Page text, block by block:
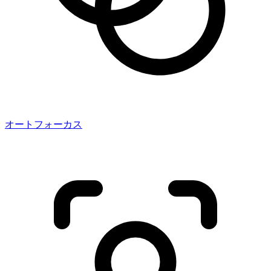
オートフォーカス